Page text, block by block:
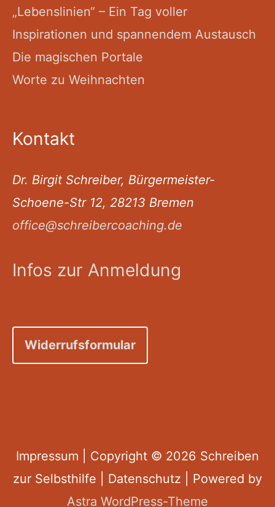
„Lebenslinien“ – Ein Tag voller
Inspirationen und spannendem Austausch
Die magischen Portale
Worte zu Weihnachten
Kontakt
Dr. Birgit Schreiber, Bürgermeister-
Schoene-Str 12, 28213 Bremen
office@schreibercoaching.de
Infos zur Anmeldung
Widerrufsformular
Impressum | Copyright © 2026 Schreiben
zur Selbsthilfe
Datenschutz | Powered by
Astra WordPress-Theme